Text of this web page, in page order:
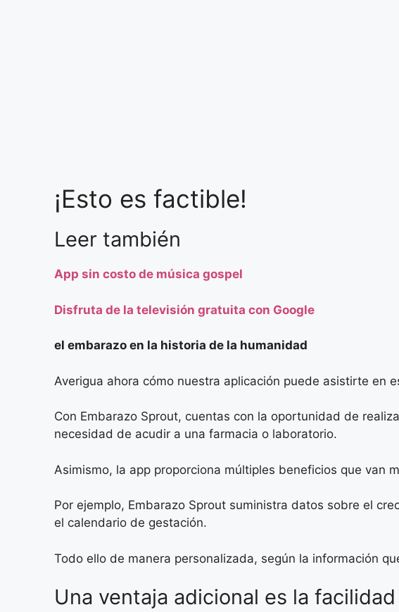
¡Esto es factible!
Leer también
App sin costo de música gospel
Disfruta de la televisión gratuita con Google
el embarazo en la historia de la humanidad
Averigua ahora cómo nuestra aplicación puede asistirte en
Con Embarazo Sprout, cuentas con la oportunidad de
necesidad de acudir a una farmacia o laboratorio.
Asimismo, la app proporciona múltiples beneficios que van
Por ejemplo, Embarazo Sprout suministra datos sobre el
el calendario de gestación.
Todo ello de manera personalizada, según la información
Una ventaja adicional es la